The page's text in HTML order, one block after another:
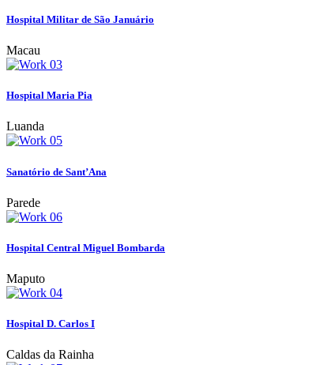
Hospital Militar de São Januário
Macau
Hospital Maria Pia
Luanda
Sanatório de Sant’Ana
Parede
Hospital Central Miguel Bombarda
Maputo
Hospital D. Carlos I
Caldas da Rainha